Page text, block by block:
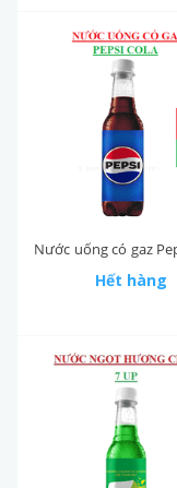
Hết hàng